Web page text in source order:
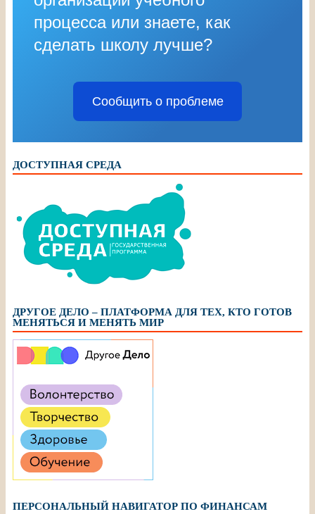
процесса или знаете, как
сделать школу лучше?
Сообщить о проблеме
ДОСТУПНАЯ СРЕДА
ДРУГОЕ ДЕЛО – ПЛАТФОРМА ДЛЯ ТЕХ, КТО ГОТОВ
МЕНЯТЬСЯ И МЕНЯТЬ МИР
ПЕРСОНАЛЬНЫЙ НАВИГАТОР ПО ФИНАНСАМ